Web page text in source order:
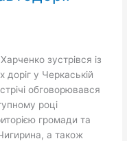
зустрівся із
у Черкаській
обговорювався
році
громади та
а також